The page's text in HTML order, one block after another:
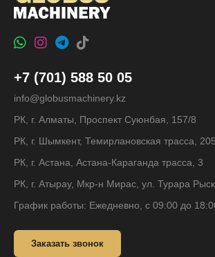
+7 (701) 588 50 05
info@globusmachinery.kz
РК, г. Алматы, Проспект Суюнбая, 157/8
РК, г. Шымкент, Темирлановская трасса, 205
РК, г. Астана, Астана-Караганда трасса, 3
РК, г. Атырау, Мкр-н Мирас, ул. Турара
График работы: Ежедневно, с 09:00 до
Заказать звонок